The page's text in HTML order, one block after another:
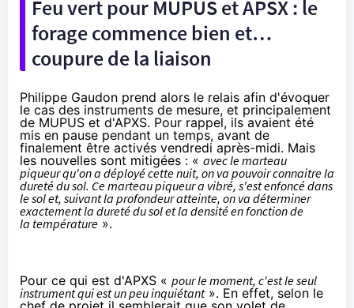
Feu vert pour MUPUS et APSX : le
forage commence bien et…
coupure de la liaison
Philippe Gaudon prend alors le relais afin d'évoquer
le cas des instruments de mesure, et principalement
de MUPUS et d'APXS. Pour rappel, ils avaient été
mis en pause pendant un temps, avant de
finalement être activés vendredi après-midi. Mais
les nouvelles sont mitigées : « avec le marteau
piqueurqu'on a déployé cette nuit, on va pouvoir connaitre la
dureté du sol. Ce marteau piqueur a vibré, s'est enfoncé dans
le sol et, suivant la profondeur atteinte, on va déterminer
exactement la dureté du sol et la densité en fonction de
la température ».
Pour ce qui est d'APXS « pour le moment, c'est le seul
instrument qui est un peu inquiétant». En effet, selon le